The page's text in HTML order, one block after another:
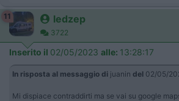
11 ledzep
3722
Inserito il 02/05/2023 alle: 13:28:17
In risposta al messaggio di juanin del 02/05/
Mi dispiace contraddirti ma se vai su google